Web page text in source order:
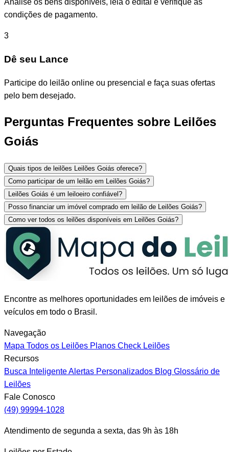
Analise os bens disponíveis, leia o edital e verifique as
condições de pagamento.
3
Dê seu Lance
Participe do leilão online ou presencial e faça suas ofertas
pelo bem desejado.
Perguntas Frequentes sobre Leilões
Goiás
Quais tipos de leilões Leilões Goiás oferece?
Como participar de um leilão em Leilões Goiás?
Leilões Goiás é um leiloeiro confiável?
Posso financiar um imóvel comprado em leilão de Leilões Goiás?
Como ver todos os leilões disponíveis em Leilões Goiás?
Encontre as melhores oportunidades em leilões de imóveis e
veículos em todo o Brasil.
Navegação
Mapa Todos os Leilões Planos Check Leilões
Recursos
Busca InteligenteAlertas Personalizados Blog Glossário de
Leilões
Fale Conosco
(49) 99994-1028
Atendimento de segunda a sexta, das 9h às 18h